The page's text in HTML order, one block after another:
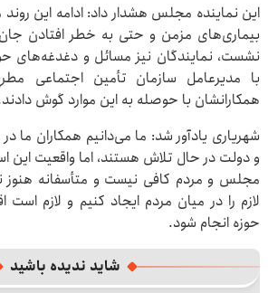
این نماینده مجلس هشدار داد: ادامه این
بیماری‌های مزمن و حتی به خطر افتادن
نشست، نمایندگان نیز مسائل و دغدغه‌های
با مدیرعامل سازمان تأمین اجتماعی
همکارانشان با حوصله به این موارد گوش
شهریاری یادآور شد: ما می‌دانیم همکاران ما
و دولت در حال تلاش هستند، اما واقعیت این
مجلس و مردم کافی نیست و متأسفانه هنوز
لازم را در میان مردم ایجاد کنیم و لازم است
حوزه انجام شود.
شاید ندیده باشید